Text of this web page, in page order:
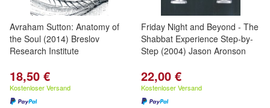
Avraham Sutton: Anatomy of
the Soul (2014) Breslov
Research Institute
18,50 €
Kostenloser Versand
Friday Night and Beyond - The
Shabbat Experience Step-by-
Step (2004) Jason Aronson
22,00 €
Kostenloser Versand